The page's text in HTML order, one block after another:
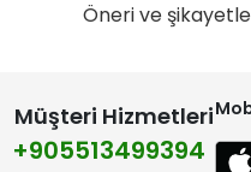
Öneri ve
Müşteri Hizmetleri
+905513499394